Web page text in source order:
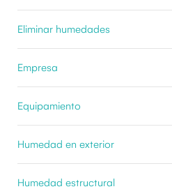
Eliminar humedades
Empresa
Equipamiento
Humedad en exterior
Humedad estructural